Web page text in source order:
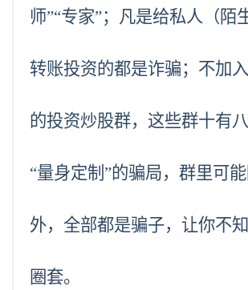
师”“专家”；凡是给私人（陌
转账投资的都是诈骗；不加
的投资炒股群，这些群十有
“量身定制”的骗局，群里可
外，全部都是骗子，让你不
圈套。